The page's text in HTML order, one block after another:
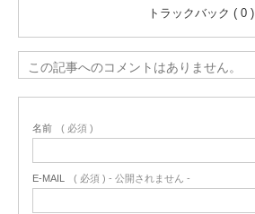
トラックバック ( 0 )
この記事へのコメントはありません。
名前 ( 必須 )
E-MAIL ( 必須 ) - 公開されません -